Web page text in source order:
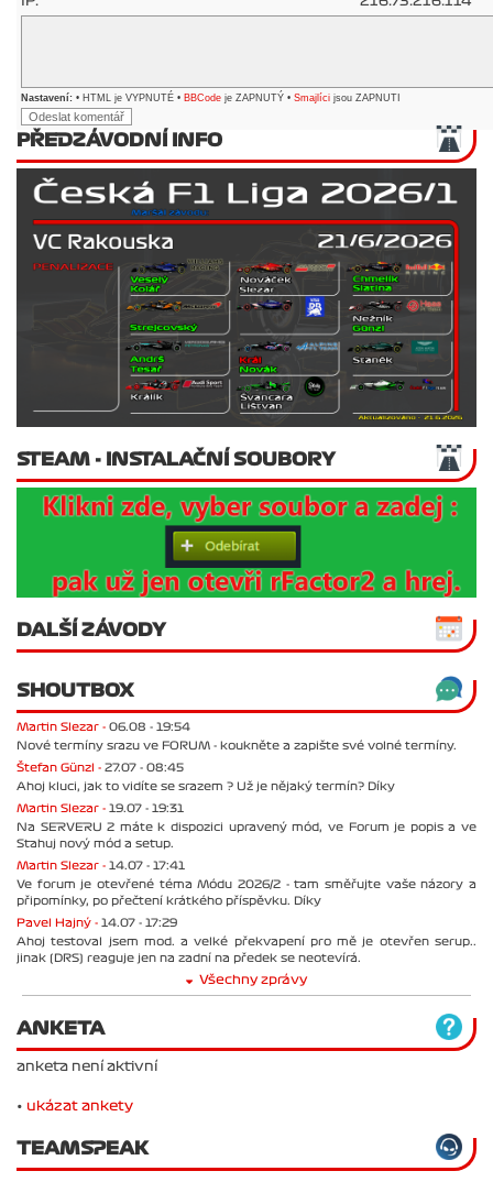
Nastavení: • HTML je VYPNUTÉ • BBCode je ZAPNUTÝ • Smajlíci jsou ZAPNUTI
PŘEDZÁVODNÍ INFO
STEAM - INSTALAČNÍ SOUBORY
DALŠÍ ZÁVODY
SHOUTBOX
Martin Slezar - 06.08 - 19:54
Nové termíny srazu ve FORUM - koukněte a zapište své volné termíny.
Štefan Günzl - 27.07 - 08:45
Ahoj kluci, jak to vidíte se srazem ? Už je nějaký termín? Díky
Martin Slezar - 19.07 - 19:31
Na SERVERU 2 máte k dispozici upravený mód, ve Forum je popis a ve
Stahuj nový mód a setup.
Martin Slezar - 14.07 - 17:41
Ve forum je otevřené téma Módu 2026/2 - tam směřujte vaše názory a
připomínky, po přečtení krátkého příspěvku. Díky
Pavel Hajný - 14.07 - 17:29
Ahoj testoval jsem mod. a velké překvapení pro mě je otevřen serup..
jinak (DRS) reaguje jen na zadní na předek se neotevírá.
Všechny zprávy
ANKETA
anketa není aktivní
• ukázat ankety
TEAMSPEAK